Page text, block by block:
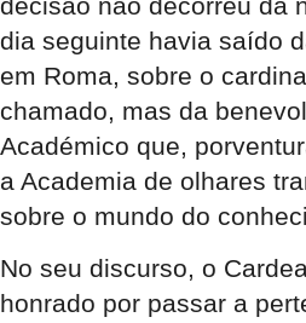
dia seguinte havia saído
em Roma, sobre o
chamado, mas da
Académico que,
a Academia de olhares
sobre o mundo do
No seu discurso, o
honrado por passar a